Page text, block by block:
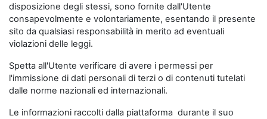
disposizione degli stessi, sono fornite dall'Utente
consapevolmente e volontariamente, esentando il presente
sito da qualsiasi responsabilità in merito ad eventuali
violazioni delle leggi.
Spetta all'Utente verificare di avere i permessi per
l'immissione di dati personali di terzi o di contenuti tutelati
dalle norme nazionali ed internazionali.
Le informazioni raccolti dalla piattaforma durante il suo